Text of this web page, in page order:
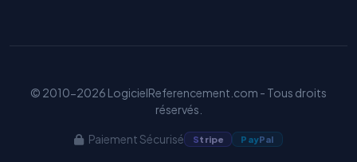
© 2010-2026 LogicielReferencement.com - Tous droits
réservés.
Paiement Sécurisé Stripe PayPal